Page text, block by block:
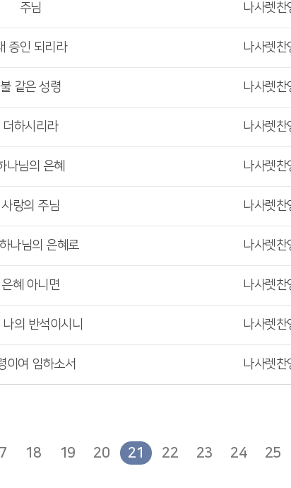
주님 나사렛찬
증인 되리라 나사렛찬
불 같은 성령 나사렛찬
더하시리라 나사렛찬
나님의 은혜 나사렛찬
사랑의 주님 나사렛찬
나님의 은혜로 나사렛찬
은혜 아니면 나사렛찬
나의 반석이시니 나사렛찬
이여 임하소서 나사렛찬
18 19 20 21 22 23 24 25